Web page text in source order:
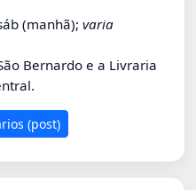
(manhã); varia
Bernardo e a Livraria
(post)